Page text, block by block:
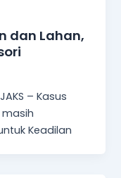
dan Lahan,
– Kasus
masih
Keadilan